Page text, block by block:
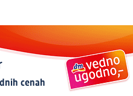
cenah